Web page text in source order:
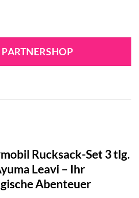
Rucksack-Set 3 tlg.
Leavi – Ihr
Abenteuer